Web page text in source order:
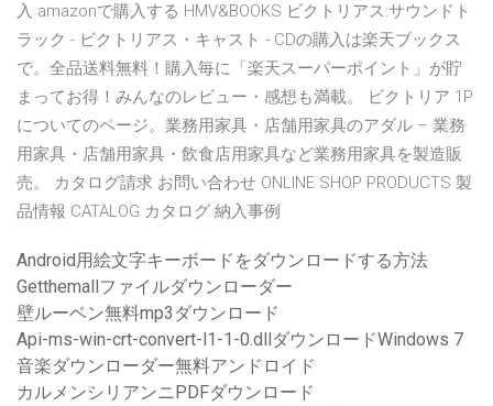
入 amazonで購入する HMV&BOOKS ビクトリアス:サウンドト
ラック - ビクトリアス・キャスト - CDの購入は楽天ブックス
で。全品送料無料！購入毎に「楽天スーパーポイント」が貯
まってお得！みんなのレビュー・感想も満載。 ビクトリア 1P
についてのページ。業務用家具・店舗用家具のアダル – 業務
用家具・店舗用家具・飲食店用家具など業務用家具を製造販
売。 カタログ請求 お問い合わせ ONLINE SHOP PRODUCTS 製
品情報 CATALOG カタログ 納入事例
Android用絵文字キーボードをダウンロードする方法
Getthemallファイルダウンローダー
壁ルーベン無料mp3ダウンロード
Api-ms-win-crt-convert-l1-1-0.dllダウンロードWindows 7
音楽ダウンローダー無料アンドロイド
カルメンシリアンニPDFダウンロード